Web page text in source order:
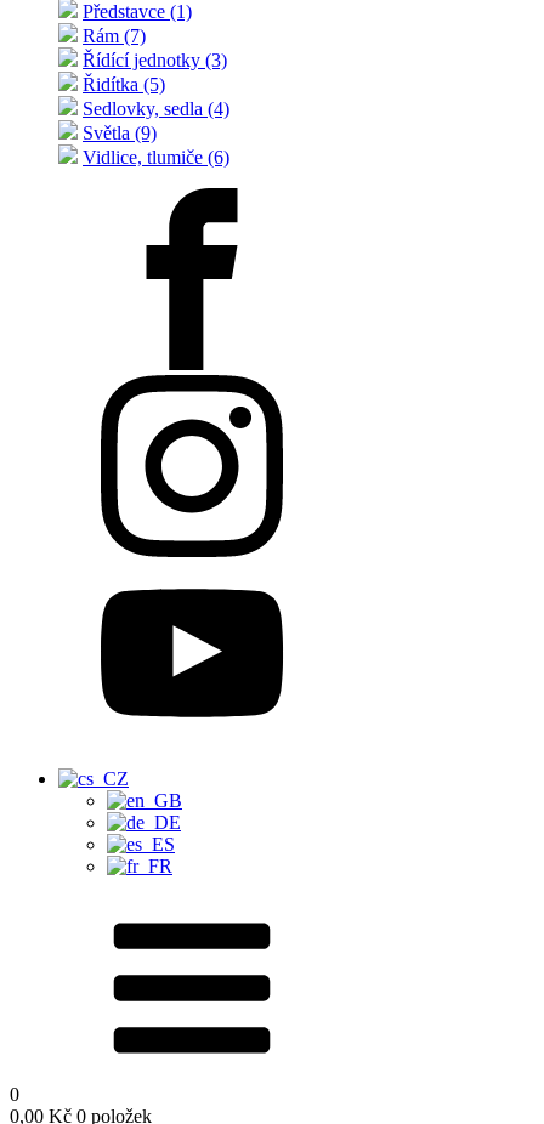
Představce (1)
Rám (7)
Řídící jednotky (3)
Řidítka (5)
Sedlovky, sedla (4)
Světla (9)
Vidlice, tlumiče (6)
0
0,00 Kč 0 položek